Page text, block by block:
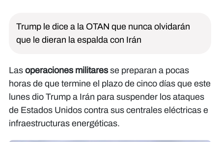
Trump le dice a la OTAN que nunca olvidarán
que le dieran la espalda con Irán
Las operaciones militaresse preparan a pocas
horas de que termine el plazo de cinco días que este
lunes dio Trump a Irán para suspender los ataques
de Estados Unidos contra sus centrales eléctricas e
infraestructuras energéticas.